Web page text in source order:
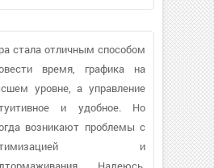
стала отличным способом
время, графика на
уровне, а управление
и удобное. Но
возникают проблемы с
и